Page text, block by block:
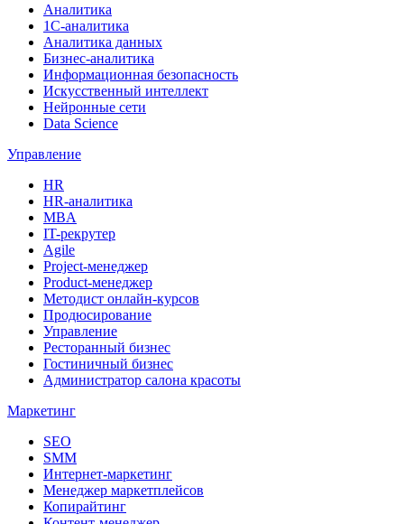
Аналитика
1С-аналитика
Аналитика данных
Бизнес-аналитика
Информационная безопасность
Искусственный интеллект
Нейронные сети
Data Science
Управление
HR
HR-аналитика
MBA
IT-рекрутер
Agile
Project-менеджер
Product-менеджер
Методист онлайн-курсов
Продюсирование
Управление
Ресторанный бизнес
Гостиничный бизнес
Администратор салона красоты
Маркетинг
SEO
SMM
Интернет-маркетинг
Менеджер маркетплейсов
Копирайтинг